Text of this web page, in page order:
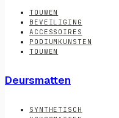
TOUWEN
BEVEILIGING
ACCESSOIRES
PODIUMKUNSTEN
TOUWEN
Deursmatten
SYNTHETISCH